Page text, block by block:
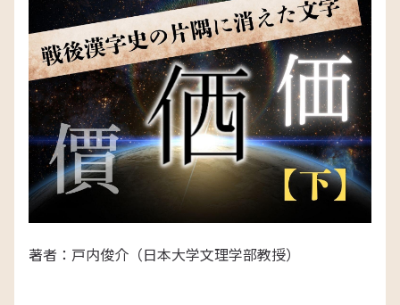
著者：戸内俊介（日本大学文理学部教授）